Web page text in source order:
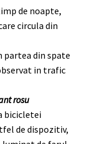
de noapte,
circula din
din spate
in trafic
rosu
bicicletei
de dispozitiv,